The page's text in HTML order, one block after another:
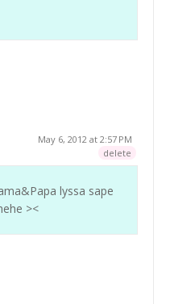
May 6, 2012 at 2:57 PM
delete
lyssa sape
><